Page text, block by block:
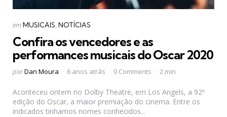
Categorias
Postado
emMUSICAIS NOTÍCIAS
Confira os vencedores e as
performances musicais do Oscar 2020
Postado
porDan Moura 6 anos atrás 0 Comments 2 min
Aconteceu ontem no Dolby Theatre, em Los Angels, a 92ª
edição do Oscar, a maior premiação do cinema. Entre os
indicados tinhamos nomes conhecidos...